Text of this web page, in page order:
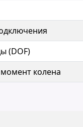
(DOF)
колена